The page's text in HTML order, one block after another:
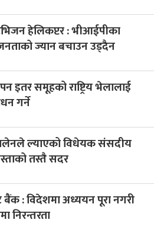
हेलिकप्टर : भीआईपीका
ज्यान बचाउन उड्दैन
इतर समूहको राष्ट्रिय भेलालाई
गर्ने
बालेनले ल्याएको विधेयक संसदीय
तस्तै सदर
बैंक : विदेशमा अध्ययन पूरा नगरी
निरन्तरता